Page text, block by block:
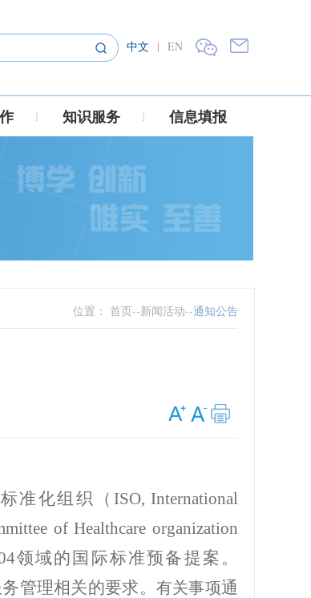
中文 | EN
知识服务 信息填报
位置： 首页--新闻活动--通知公告
准化组织（ ISO, International
of Healthcare organization
领域的国际标准预备提案。
管理相关的要求。 有关事项通